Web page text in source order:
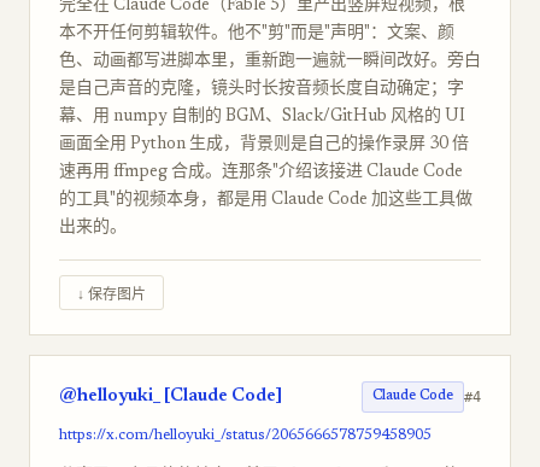
完全在 Claude Code（Fable 5）里产出竖屏短视频，根
本不开任何剪辑软件。他不"剪"而是"声明"：文案、颜
色、动画都写进脚本里，重新跑一遍就一瞬间改好。旁白
是自己声音的克隆，镜头时长按音频长度自动确定；字
幕、用 numpy 自制的 BGM、Slack/GitHub 风格的 UI
画面全用 Python 生成，背景则是自己的操作录屏 30 倍
速再用 ffmpeg 合成。连那条"介绍该接进 Claude Code
的工具"的视频本身，都是用 Claude Code 加这些工具做
出来的。
↓ 保存图片
@helloyuki_ [Claude Code] Claude Code #4
https://x.com/helloyuki_/status/2065666578759458905